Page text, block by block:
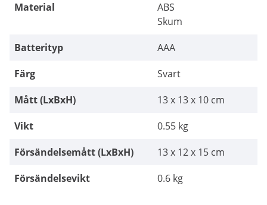
Material
ABS
Skum
Batterityp
AAA
Färg
Svart
Mått (LxBxH)
13 x 13 x 10 cm
Vikt
0.55 kg
Försändelsemått (LxBxH)
13 x 12 x 15 cm
Försändelsevikt
0.6 kg